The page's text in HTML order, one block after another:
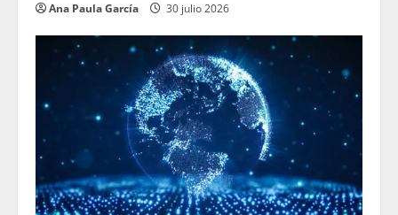
Ana Paula García 30 julio 2026